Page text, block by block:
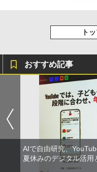
ト
おすすめ記事
AIで自由研究、
夏休みのデジタル活用